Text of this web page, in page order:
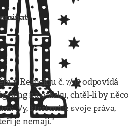
v Respektu č. 7/98 odpovídá
šeng na otázku, chtěl-li by něco
„Vy, kteří máte svoje práva,
je nemají.“